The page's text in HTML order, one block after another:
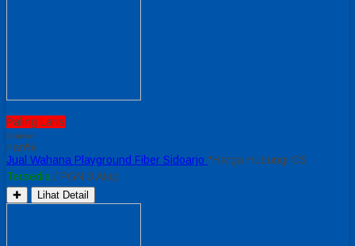
Paling Laris
Diskon
nan%
Jual Wahana Playground Fiber Sidoarjo *Harga Hubungi CS
Tersedia / PGN 3 Atap
✚ Lihat Detail